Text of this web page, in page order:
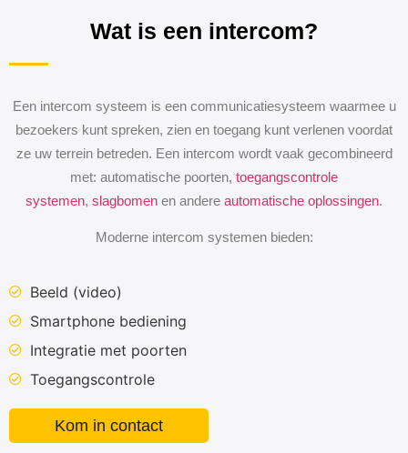
Wat is een intercom?
Een intercom systeem is een communicatiesysteem waarmee u
bezoekers kunt spreken, zien en toegang kunt verlenen voordat
ze uw terrein betreden. Een intercom wordt vaak gecombineerd
met: automatische poorten, toegangscontrole
systemen, slagbomen en andere automatische oplossingen.
Moderne intercom systemen bieden:
Beeld (video)
Smartphone bediening
Integratie met poorten
Toegangscontrole
Kom in contact